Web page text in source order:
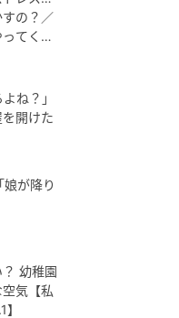
の？／
てくる
イんで
ね？」
開けた
が降り
幼稚園
気【私